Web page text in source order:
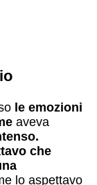
le emozioni
aveva
che
lo aspettavo